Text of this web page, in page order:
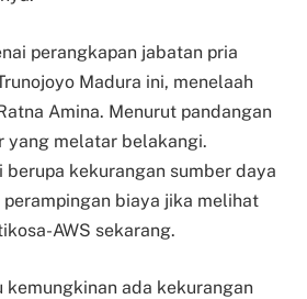
perangkapan jabatan pria
Madura ini, menelaah
Amina. Menurut pandangan
yang melatar belakangi.
berupa kekurangan sumber daya
perampingan biaya jika melihat
AWS sekarang.
kemungkinan ada kekurangan